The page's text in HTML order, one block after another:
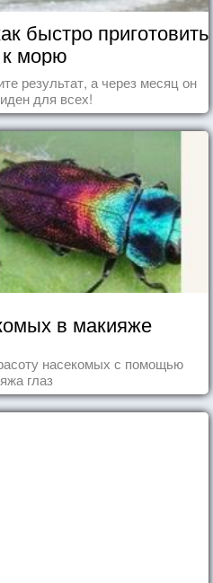
быстро приготовить
морю
результат, а через месяц он
для всех!
в макияже
насекомых с помощью
глаз